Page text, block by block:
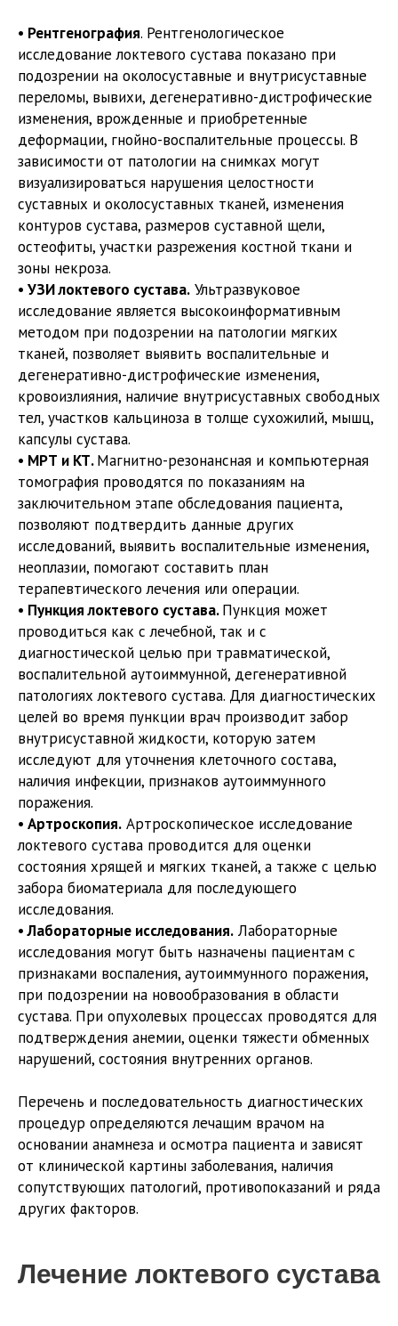
• Рентгенография. Рентгенологическое
исследование локтевого сустава показано при
подозрении на околосуставные и внутрисуставные
переломы, вывихи, дегенеративно-дистрофические
изменения, врожденные и приобретенные
деформации, гнойно-воспалительные процессы. В
зависимости от патологии на снимках могут
визуализироваться нарушения целостности
суставных и околосуставных тканей, изменения
контуров сустава, размеров суставной щели,
остеофиты, участки разрежения костной ткани и
зоны некроза.
• УЗИ локтевого сустава. Ультразвуковое
исследование является высокоинформативным
методом при подозрении на патологии мягких
тканей, позволяет выявить воспалительные и
дегенеративно-дистрофические изменения,
кровоизлияния, наличие внутрисуставных свободных
тел, участков кальциноза в толще сухожилий, мышц,
капсулы сустава.
• МРТ и КТ.Магнитно-резонансная и компьютерная
томография проводятся по показаниям на
заключительном этапе обследования пациента,
позволяют подтвердить данные других
исследований, выявить воспалительные изменения,
неоплазии, помогают составить план
терапевтического лечения или операции.
• Пункция локтевого сустава.Пункция может
проводиться как с лечебной, так и с
диагностической целью при травматической,
воспалительной аутоиммунной, дегенеративной
патологиях локтевого сустава. Для диагностических
целей во время пункции врач производит забор
внутрисуставной жидкости, которую затем
исследуют для уточнения клеточного состава,
наличия инфекции, признаков аутоиммунного
поражения.
• Артроскопия. Артроскопическое исследование
локтевого сустава проводится для оценки
состояния хрящей и мягких тканей, а также с целью
забора биоматериала для последующего
исследования.
• Лабораторные исследования. Лабораторные
исследования могут быть назначены пациентам с
признаками воспаления, аутоиммунного поражения,
при подозрении на новообразования в области
сустава. При опухолевых процессах проводятся для
подтверждения анемии, оценки тяжести обменных
нарушений, состояния внутренних органов.
Перечень и последовательность диагностических
процедур определяются лечащим врачом на
основании анамнеза и осмотра пациента и зависят
от клинической картины заболевания, наличия
сопутствующих патологий, противопоказаний и ряда
других факторов.
Лечение локтевого сустава